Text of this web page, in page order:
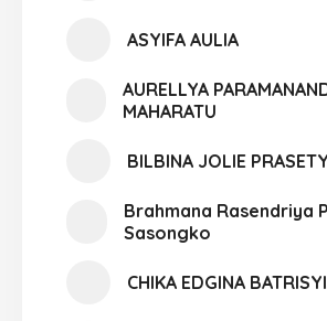
ASYIFA AULIA
AURELLYA
MAHARATU
BILBINA JOLIE
Brahmana Rasendriya
Sasongko
CHIKA EDGINA